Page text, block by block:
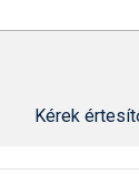
Kérek